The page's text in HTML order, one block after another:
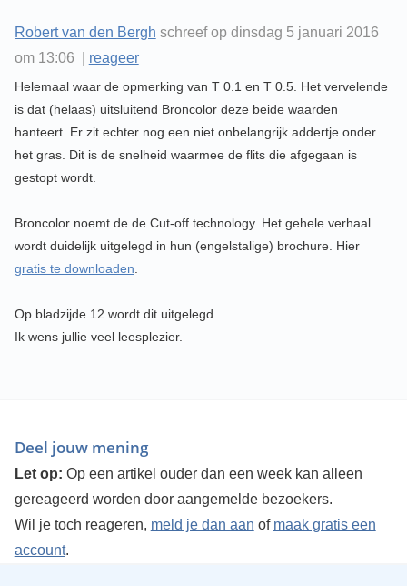
Robert van den Bergh schreef op dinsdag 5 januari 2016
om 13:06 | reageer
Helemaal waar de opmerking van T 0.1 en T 0.5. Het vervelende
is dat (helaas) uitsluitend Broncolor deze beide waarden
hanteert. Er zit echter nog een niet onbelangrijk addertje onder
het gras. Dit is de snelheid waarmee de flits die afgegaan is
gestopt wordt.
Broncolor noemt de de Cut-off technology. Het gehele verhaal
wordt duidelijk uitgelegd in hun (engelstalige) brochure. Hier
gratis te downloaden
Op bladzijde 12 wordt dit uitgelegd.
Ik wens jullie veel leesplezier.
Deel jouw mening
Let op: Op een artikel ouder dan een week kan alleen
gereageerd worden door aangemelde bezoekers.
Wil je toch reageren, meld je dan aan of maak gratis een
account.